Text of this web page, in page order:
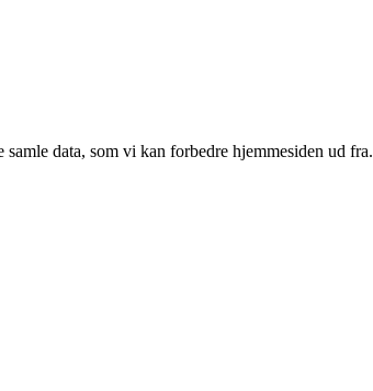
data, som vi kan forbedre hjemmesiden ud fra.